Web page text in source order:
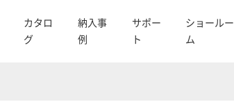
カタロ
グ
納入事
例
サポー
ト
ショールー
ム